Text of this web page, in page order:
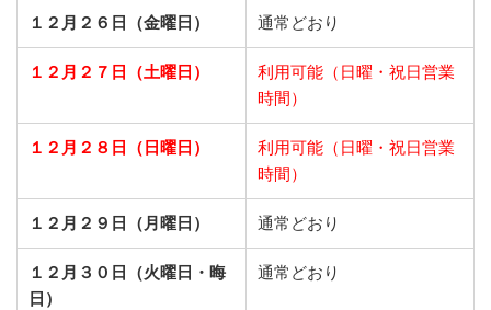
１２月２６日（金曜日） 通常どおり
１２月２７日（土曜日）
利用可能（日曜・祝日営業
時間）
１２月２８日（日曜日）
利用可能（日曜・祝日営業
時間）
１２月２９日（月曜日） 通常どおり
１２月３０日（火曜日・晦
日）
通常どおり